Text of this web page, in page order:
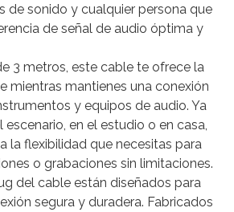
de sonido y cualquier persona que
de señal de audio óptima y
3 metros, este cable te ofrece la
mientras mantienes una conexión
y equipos de audio. Ya
escenario, en el estudio o en casa,
la flexibilidad que necesitas para
o grabaciones sin limitaciones.
del cable están diseñados para
segura y duradera. Fabricados